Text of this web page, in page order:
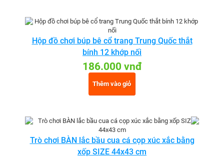
Hộp đồ chơi búp bê cổ trang Trung Quốc thắt
bính 12 khớp nối
186.000 vnđ
Thêm vào giỏ
Trò chơi BÀN lắc bầu cua cá cọp xúc xắc bằng
xốp SIZE 44x43 cm